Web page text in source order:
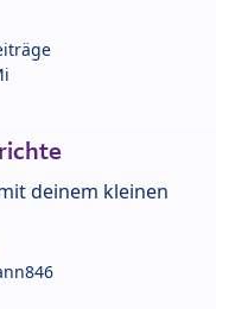
deinem kleinen